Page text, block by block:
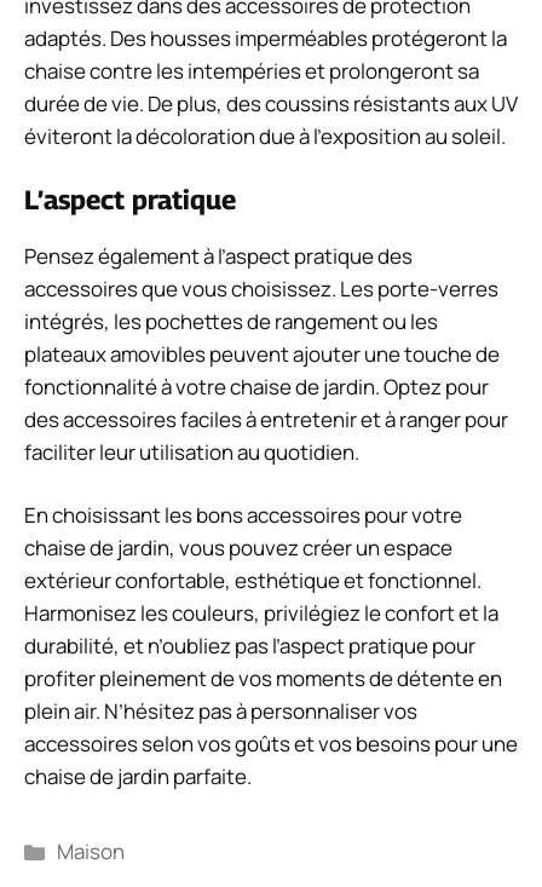
investissez dans des accessoires de protection
adaptés. Des housses imperméables protégeront la
chaise contre les intempéries et prolongeront sa
durée de vie. De plus, des coussins résistants aux UV
éviteront la décoloration due à l’exposition au soleil.
L’aspect pratique
Pensez également à l’aspect pratique des
accessoires que vous choisissez. Les porte-verres
intégrés, les pochettes de rangement ou les
plateaux amovibles peuvent ajouter une touche de
fonctionnalité à votre chaise de jardin. Optez pour
des accessoires faciles à entretenir et à ranger pour
faciliter leur utilisation au quotidien.
En choisissant les bons accessoires pour votre
chaise de jardin, vous pouvez créer un espace
extérieur confortable, esthétique et fonctionnel.
Harmonisez les couleurs, privilégiez le confort et la
durabilité, et n’oubliez pas l’aspect pratique pour
profiter pleinement de vos moments de détente en
plein air. N’hésitez pas à personnaliser vos
accessoires selon vos goûts et vos besoins pour une
chaise de jardin parfaite.
Catégories
Maison